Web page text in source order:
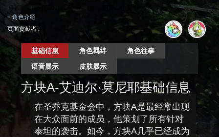
< 角色介绍
跳
导
航
跳
搜
索
页面贡献者 :
基础信息 角色羁绊
角色往事
语音展示
皮肤展示
方块A-艾迪尔·莫尼耶基础信息
在圣乔克基金会中，方块A是最经常出现
在大众面前的成员，他策划了所有针对
泰坦的袭击。如今，方块A几乎已经成为